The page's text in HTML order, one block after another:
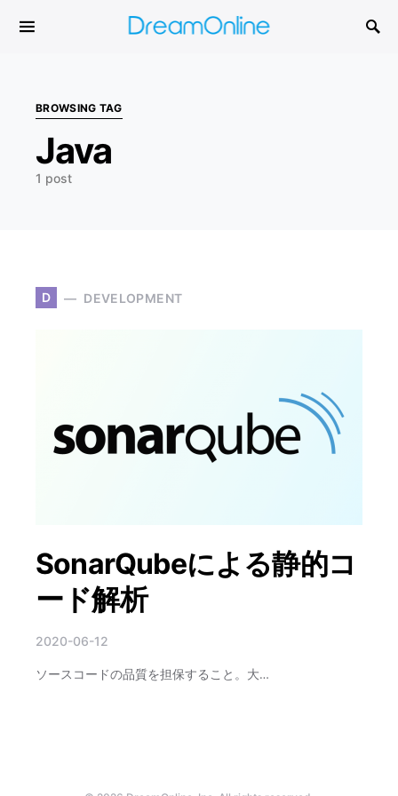
BROWSING TAG
Java
1 post
D DEVELOPMENT
SonarQubeによる静的コ
ード解析
2020-06-12
ソースコードの品質を担保すること。大…